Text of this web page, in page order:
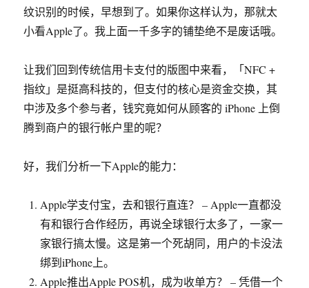
纹识别的时候，早想到了。如果你这样认为，那就太
小看Apple了。我上面一千多字的铺垫绝不是废话哦。
让我们回到传统信用卡支付的版图中来看，「NFC +
指纹」是挺高科技的，但支付的核心是资金交换，其
中涉及多个参与者，钱究竟如何从顾客的 iPhone 上倒
腾到商户的银行帐户里的呢？
好，我们分析一下Apple的能力：
Apple学支付宝，去和银行直连？ – Apple一直都没
有和银行合作经历，再说全球银行太多了，一家一
家银行搞太慢。这是第一个死胡同，用户的卡没法
绑到iPhone上。
Apple推出Apple POS机，成为收单方？ – 凭借一个